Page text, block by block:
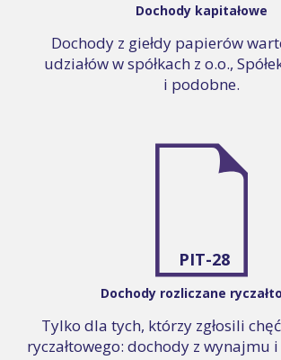
Dochody kapitałowe
Dochody z giełdy papierów
udziałów w spółkach z o.o.,
i podobne.
PIT-28
Dochody rozliczane
Tylko dla tych, którzy zgłosili
ryczałtowego: dochody z wynajmu